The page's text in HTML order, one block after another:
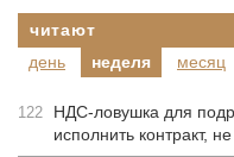
читают
день
неделя месяц
122
НДС-ловушка для
исполнить контракт,